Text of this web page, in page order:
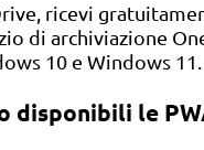
ricevi
di archiviazione
10 e Windows 11.
disponibili le